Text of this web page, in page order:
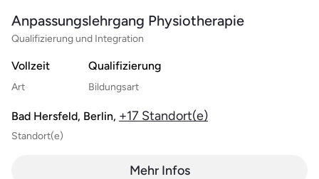
Anpassungslehrgang Physiotherapie
Qualifizierung und Integration
Vollzeit
Art
Qualifizierung
Bildungsart
Bad Hersfeld, Berlin, +17 Standort(e)
Standort(e)
Mehr Infos